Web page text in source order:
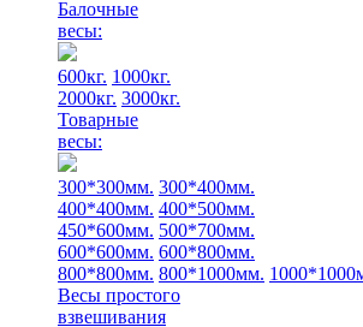
Балочные
весы:
600кг. 1000кг.
2000кг. 3000кг.
Товарные
весы:
300*300мм. 300*400мм.
400*400мм. 400*500мм.
450*600мм. 500*700мм.
600*600мм. 600*800мм.
800*800мм. 800*1000мм.
Весы простого
взвешивания